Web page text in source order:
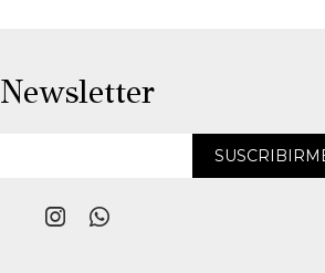
Newsletter
 